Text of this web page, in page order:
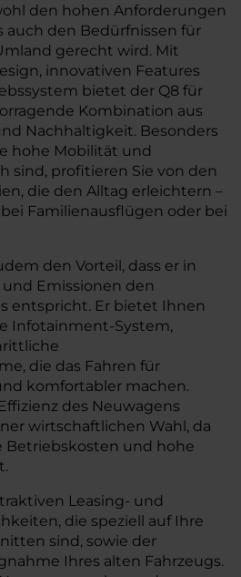
den hohen Anforderungen
auch den Bedürfnissen für
gerecht wird. Mit
innovativen Features
bietet der Q8 für
Kombination aus
Nachhaltigkeit. Besonders
hohe Mobilität und
sind, profitieren Sie von den
die den Alltag erleichtern –
Familienausflügen oder bei
den Vorteil, dass er in
Emissionen den
entspricht. Er bietet Ihnen
Infotainment-System,
die das Fahren für
komfortabler machen.
des Neuwagens
wirtschaftlichen Wahl, da
Betriebskosten und hohe
Leasing- und
die speziell auf Ihre
sind, sowie der
Ihres alten Fahrzeugs.